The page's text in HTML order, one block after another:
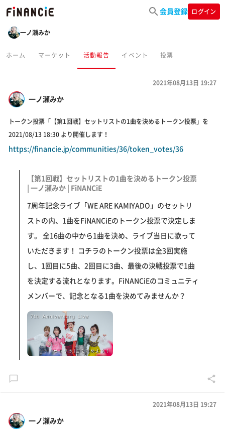
会員登録 ログイン
一ノ瀬みか
ホーム マーケット 活動報告 イベント 投票
一ノ瀬みか
2021年08月13日 19:27
トークン投票「【第1回戦】セットリストの1曲を決めるトークン投票」を
2021/08/13 18:30 より開催します！
https://financie.jp/communities/36/token_votes/36
【第1回戦】セットリストの1曲を決めるトークン投票
| 一ノ瀬みか | FiNANCiE
7周年記念ライブ「WE ARE KAMIYADO」のセットリ
ストの内、1曲をFiNANCiEのトークン投票で決定しま
す。 全16曲の中から1曲を決め、ライブ当日に歌って
いただきます！ コチラのトークン投票は全3回実施
し、1回目に5曲、2回目に3曲、最後の決戦投票で1曲
を決定する流れとなります。FiNANCiEのコミュニティ
メンバーで、記念となる1曲を決めてみませんか？
一ノ瀬みか
2021年08月13日 19:27